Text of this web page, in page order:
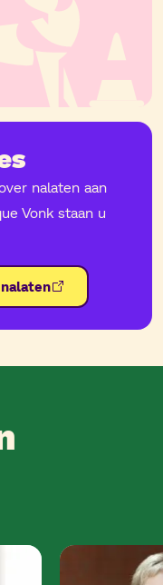
nalaten aan
Vonk staan u